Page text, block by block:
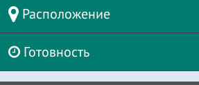
Расположение
Готовность